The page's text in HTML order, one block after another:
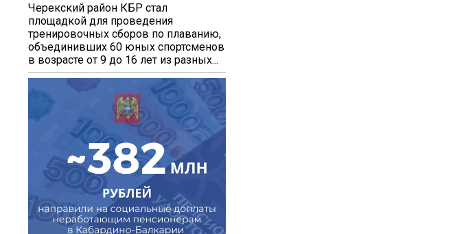
Черекский район КБР стал
площадкой для проведения
тренировочных сборов по плаванию,
объединивших 60 юных спортсменов
в возрасте от 9 до 16 лет из разных...